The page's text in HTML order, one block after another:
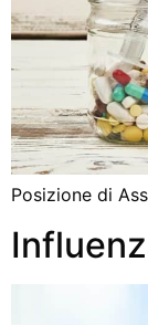
Posizione di